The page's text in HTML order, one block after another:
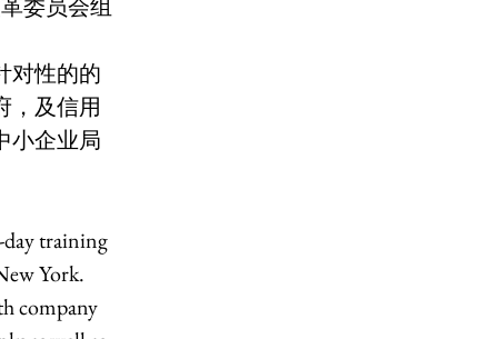
委员会组
对性的的
，及信用
小企业局
training
York.
company